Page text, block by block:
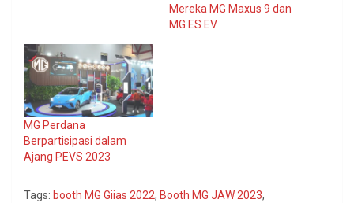
Mereka MG Maxus 9 dan
MG ES EV
MG Perdana
Berpartisipasi dalam
Ajang PEVS 2023
Tags: booth MG Giias 2022, Booth MG JAW 2023,